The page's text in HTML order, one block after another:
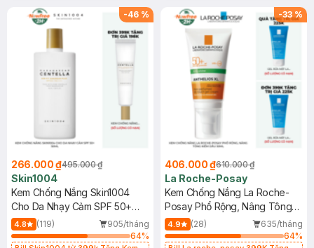
25ml (SL Có Hạn)
-46 %
266.000 ₫495.000 ₫
Skin1004
Kem Chống Nắng Skin1004
Cho Da Nhạy Cảm SPF 50+
50ml
4.8 (119)
905/tháng
64%
-33 %
406.000 ₫610.000 ₫
La Roche-Posay
Kem Chống Nắng La Roche-
Posay Phổ Rộng, Nâng Tông
Kiềm Dầu 50ml
4.9 (28)
635/tháng
64%